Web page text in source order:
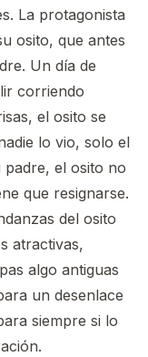
La protagonista
osito, que antes
Un día de
corriendo
el osito se
lo vio, solo el
padre, el osito no
que resignarse.
del osito
atractivas,
algo antiguas
un desenlace
siempre si lo